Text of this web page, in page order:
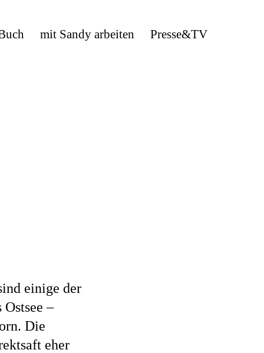
mit Sandy arbeiten Presse&TV
einige der
Ostsee –
Die
eher